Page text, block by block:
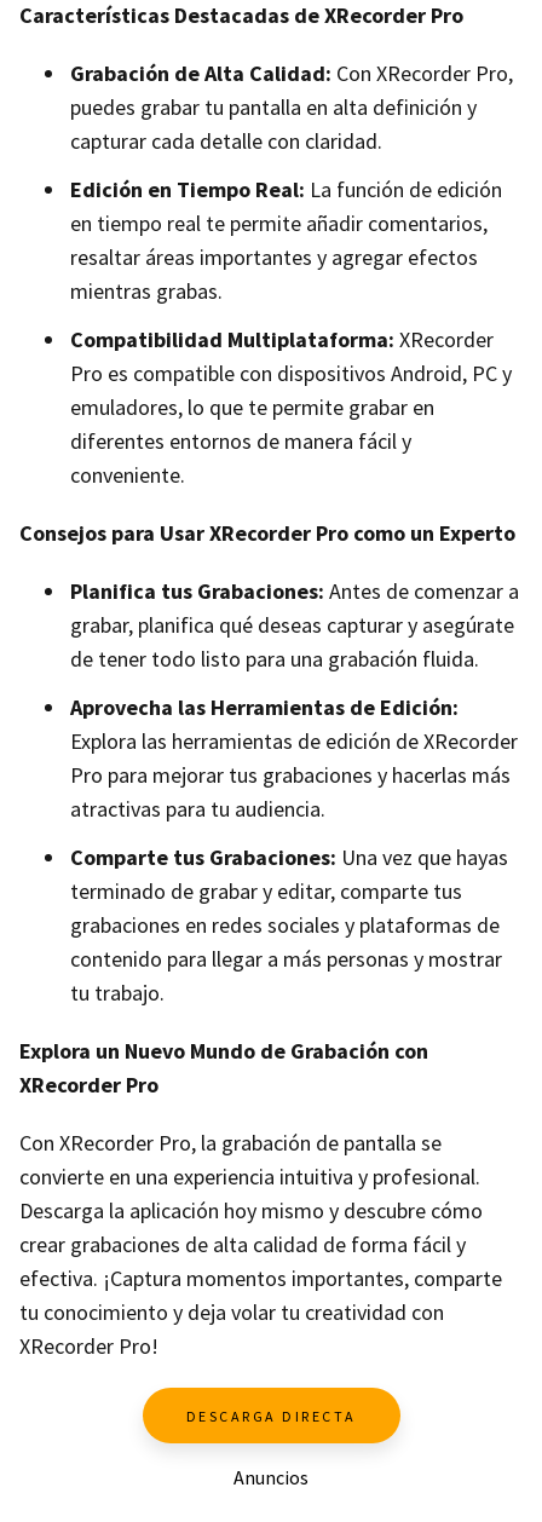
Características Destacadas de XRecorder Pro
Grabación de Alta Calidad: Con XRecorder Pro,
puedes grabar tu pantalla en alta definición y
capturar cada detalle con claridad.
Edición en Tiempo Real: La función de edición
en tiempo real te permite añadir comentarios,
resaltar áreas importantes y agregar efectos
mientras grabas.
Compatibilidad Multiplataforma: XRecorder
Pro es compatible con dispositivos Android, PC y
emuladores, lo que te permite grabar en
diferentes entornos de manera fácil y
conveniente.
Consejos para Usar XRecorder Pro como un Experto
Planifica tus Grabaciones: Antes de comenzar a
grabar, planifica qué deseas capturar y asegúrate
de tener todo listo para una grabación fluida.
Aprovecha las Herramientas de Edición:
Explora las herramientas de edición de XRecorder
Pro para mejorar tus grabaciones y hacerlas más
atractivas para tu audiencia.
Comparte tus Grabaciones: Una vez que hayas
terminado de grabar y editar, comparte tus
grabaciones en redes sociales y plataformas de
contenido para llegar a más personas y mostrar
tu trabajo.
Explora un Nuevo Mundo de Grabación con
XRecorder Pro
Con XRecorder Pro, la grabación de pantalla se
convierte en una experiencia intuitiva y profesional.
Descarga la aplicación hoy mismo y descubre cómo
crear grabaciones de alta calidad de forma fácil y
efectiva. ¡Captura momentos importantes, comparte
tu conocimiento y deja volar tu creatividad con
XRecorder Pro!
DESCARGA DIRECTA
Anuncios